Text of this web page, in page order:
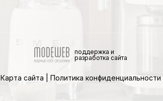
поддержка и
разработка сайта
Карта сайта Политика конфиденциальности